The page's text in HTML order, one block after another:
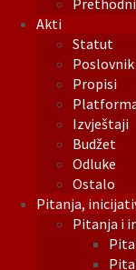
Akti
Statut
Poslovnik
Propisi
Izvještaji
Budžet
Odluke
Ostalo
Pitanja,
Pitanja i